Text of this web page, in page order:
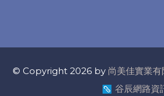
© Copyright 2026 by 尚美佳實業有
谷辰網路資